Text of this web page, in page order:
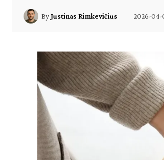
ByJustinas Rimkevičius 2026-04-